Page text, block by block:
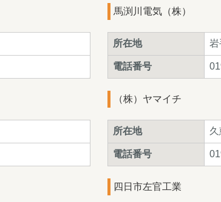
馬渕川電気（株）
所在地 岩
電話番号
（株）ヤマイチ
所在地
電話番号
四日市左官工業